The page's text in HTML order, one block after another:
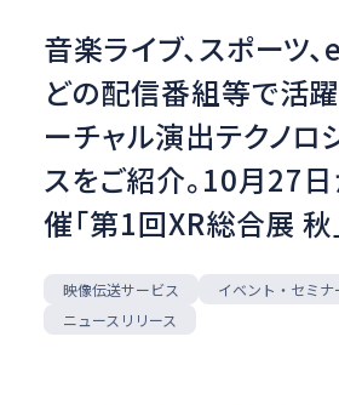
音楽ライブ、スポーツ
どの配信番組等で活
ーチャル演出テクノロ
スをご紹介。10月27
催「第1回XR総合展 秋
映像伝送サービス イベント・セミナ
ニュースリリース